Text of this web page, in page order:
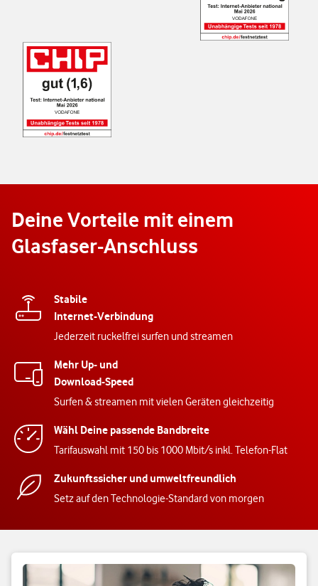
Deine Vorteile mit einem
Glasfaser-Anschluss
Stabile
Internet-Verbindung
Jederzeit ruckelfrei surfen und streamen
Mehr Up- und
Download-Speed
Surfen & streamen mit vielen Geräten gleichzeitig
Wähl Deine passende Bandbreite
Tarifauswahl mit 150 bis 1000 Mbit/s inkl. Telefon-Flat
Zukunftssicher und umweltfreundlich
Setz auf den Technologie-Standard von morgen